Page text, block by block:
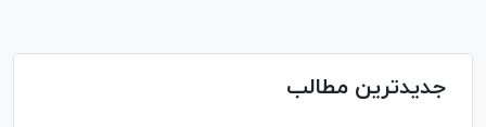
جدیدترین مطالب